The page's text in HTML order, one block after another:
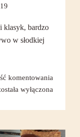
klasyk, bardzo
w słodkiej
komentowania
wyłączona